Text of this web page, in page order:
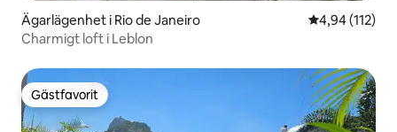
Ägarlägenhet i Rio de Janeiro 4,94 av 5 i
4,94 (112)
Charmigt loft i Leblon
Gästfavorit
Gästfavorit